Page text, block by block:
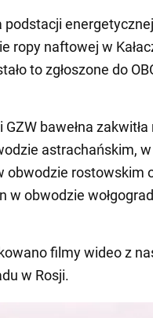
podstacji
ropy naftowej w
to zgłoszone do
bawełna
astrachańskim,
obwodzie rostowskim
w obwodzie
filmy wideo z
w Rosji.